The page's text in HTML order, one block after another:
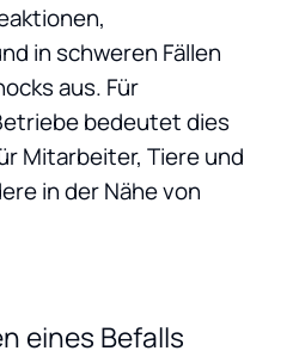
in schweren Fällen
aus. Für
bedeutet dies
Mitarbeiter, Tiere und
in der Nähe von
eines Befalls